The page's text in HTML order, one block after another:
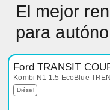
El mejor
para
Ford TRANSIT
Kombi N1 1.5 EcoBlue
Diésel